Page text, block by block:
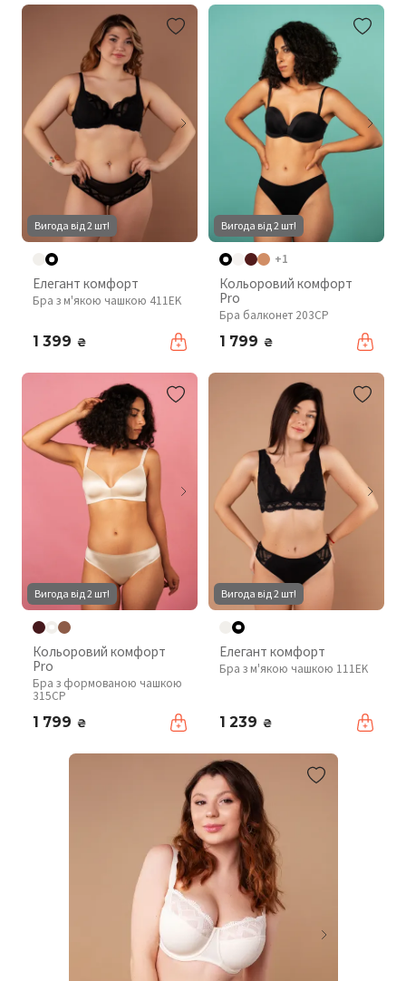
Вигода від 2 шт!
Елегант комфорт
Бра з м'якою чашкою 411EK
1 399 ₴
Вигода від 2 шт!
+1
Кольоровий комфорт
Pro
Бра балконет 203CP
1 799 ₴
Вигода від 2 шт!
Кольоровий комфорт
Pro
Бра з формованою чашкою
315CP
1 799 ₴
Вигода від 2 шт!
Елегант комфорт
Бра з м'якою чашкою 111EK
1 239 ₴